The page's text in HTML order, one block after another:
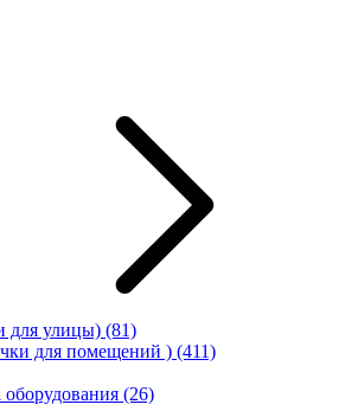
для улицы) (81)
для помещений ) (411)
(26)